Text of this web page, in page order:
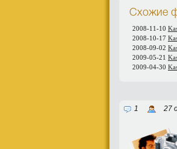
Схожие
2008-11-10
2008-10-17
2008-09-02
2009-05-21
2009-04-30
1 27